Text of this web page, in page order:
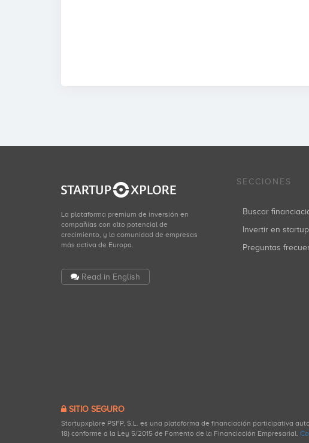
La plataforma premium de inversión en
compañías con alto potencial de
crecimiento, y la comunidad de empresas
más activa de Europa.
Read in English
SECCIONES
Buscar
Invertir en
Preguntas
SITIO SEGURO
Startupxplore PSFP, S.L. es una plataforma de financiación participativa
18) conforme a la Ley 5/2015 de Fomento de la Financiación Empresarial.